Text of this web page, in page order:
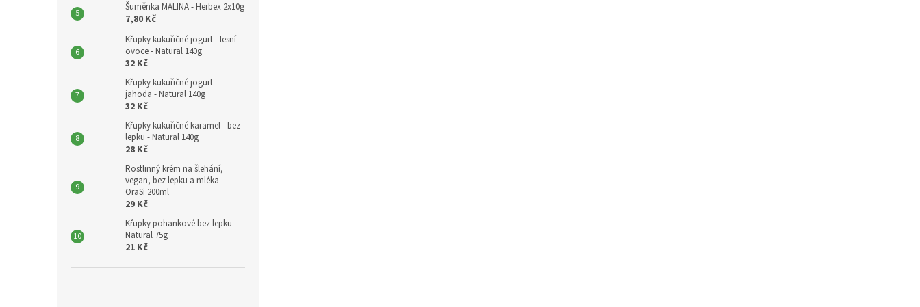
Šuměnka MALINA - Herbex 2x10g
7,80 Kč
Křupky kukuřičné jogurt - lesní
ovoce - Natural 140g
32 Kč
Křupky kukuřičné jogurt -
jahoda - Natural 140g
32 Kč
Křupky kukuřičné karamel - bez
lepku - Natural 140g
28 Kč
Rostlinný krém na šlehání,
vegan, bez lepku a mléka -
OraSi 200ml
29 Kč
Křupky pohankové bez lepku -
Natural 75g
21 Kč